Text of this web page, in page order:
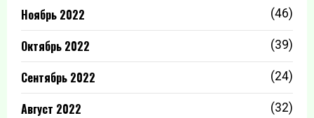
Ноябрь 2022 (46)
Октябрь 2022 (39)
Сентябрь 2022 (24)
Август 2022 (32)